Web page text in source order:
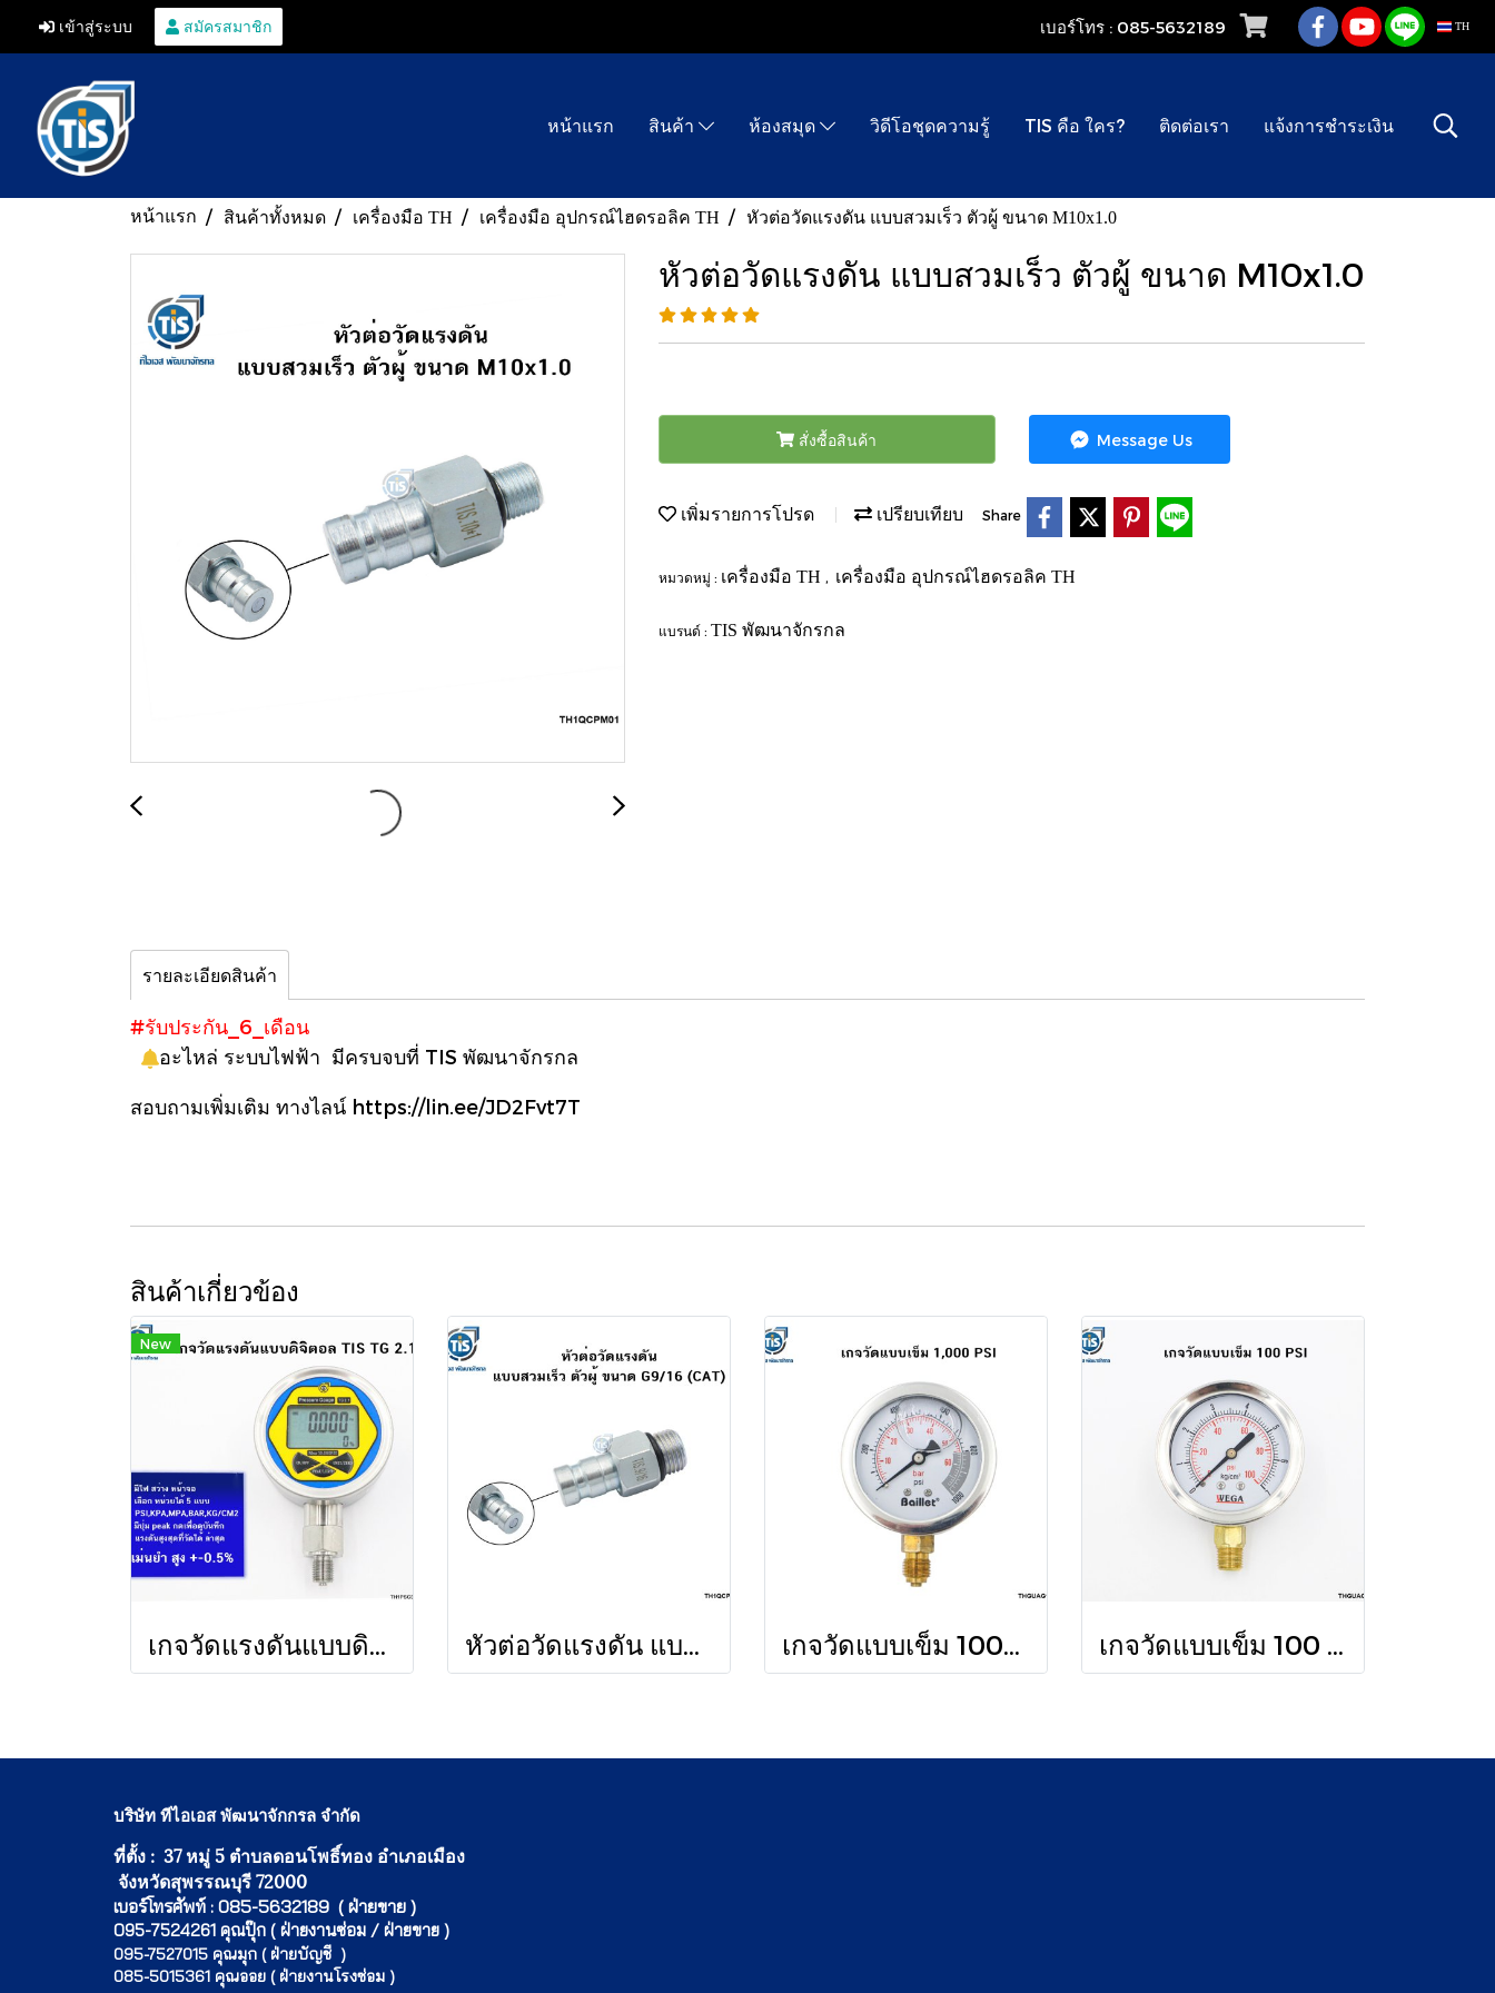
เข้าสู่ระบบ สมัครสมาชิก เบอร์โทร : 085-5632189 TH
หน้าแรก สินค้า ห้องสมุด วิดีโอชุดความรู้ TIS คือ ใคร? ติดต่อเรา แจ้งการชำระเงิน
หน้าแรก สินค้าทั้งหมด เครื่องมือ TH เครื่องมือ อุปกรณ์ไฮดรอลิค TH หัวต่อวัดแรงดัน แบบสวมเร็ว ตัวผู้ ขนาด M10x1.0
หัวต่อวัดแรงดัน แบบสวมเร็ว ตัวผู้ ขนาด M10x1.0
สั่งซื้อสินค้า Message Us
เพิ่มรายการโปรด เปรียบเทียบ Share
หมวดหมู่ : เครื่องมือ TH , เครื่องมือ อุปกรณ์ไฮดรอลิค TH
แบรนด์ : TIS พัฒนาจักรกล
รายละเอียดสินค้า
#รับประกัน_6_เดือน
อะไหล่ ระบบไฟฟ้า มีครบจบที่ TIS พัฒนาจักรกล
สอบถามเพิ่มเติม ทางไลน์ https://lin.ee/JD2Fvt7T
สินค้าเกี่ยวข้อง
New
เกจวัดแรงดันแบบดิจิตอล TIS TG 2.1 หัวต่อวัดแรงดัน แบบสวมเร็ว ตัวผู้ ขนาด G9/16 (CAT) เกจวัดแบบเข็ม 1000 PSI เกจวัดแบบเข็ม 100 PSI
บริษัท ทีไอเอส พัฒนาจักกรล จำกัด
ที่ตั้ง : 37 หมู่ 5 ตำบลดอนโพธิ์ทอง อำเภอเมือง
จังหวัดสุพรรณบุรี 72000
เบอร์โทรศัพท์ : 085-5632189 ( ฝ่ายขาย )
095-7524261 คุณปุ๊ก ( ฝ่ายงานซ่อม / ฝ่ายขาย )
095-7527015 คุณมุก ( ฝ่ายบัญชี )
085-5015361 คุณออย ( ฝ่ายงานโรงซ่อม )